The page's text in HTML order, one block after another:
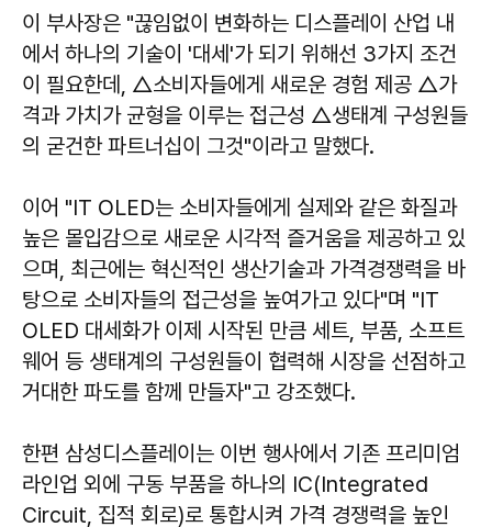
이 부사장은 "끊임없이 변화하는 디스플레이 산업 내
에서 하나의 기술이 '대세'가 되기 위해선 3가지 조건
이 필요한데, △소비자들에게 새로운 경험 제공 △가
격과 가치가 균형을 이루는 접근성 △생태계 구성원들
의 굳건한 파트너십이 그것"이라고 말했다.
이어 "IT OLED는 소비자들에게 실제와 같은 화질과
높은 몰입감으로 새로운 시각적 즐거움을 제공하고 있
으며, 최근에는 혁신적인 생산기술과 가격경쟁력을 바
탕으로 소비자들의 접근성을 높여가고 있다"며 "IT
OLED 대세화가 이제 시작된 만큼 세트, 부품, 소프트
웨어 등 생태계의 구성원들이 협력해 시장을 선점하고
거대한 파도를 함께 만들자"고 강조했다.
한편 삼성디스플레이는 이번 행사에서 기존 프리미엄
라인업 외에 구동 부품을 하나의 IC(Integrated
Circuit, 집적 회로)로 통합시켜 가격 경쟁력을 높인